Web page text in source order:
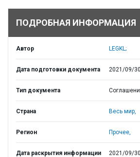
ПОДРОБНАЯ ИНФОРМАЦИЯ
Автор LEGKL;
Дата подготовки документа 2021/09/30
Тип документа
Страна Весь мир,
Регион Прочее,
Дата раскрытия информации 2021/09/30